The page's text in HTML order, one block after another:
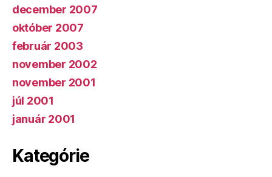
december 2007
október 2007
február 2003
november 2002
november 2001
júl 2001
január 2001
Kategórie